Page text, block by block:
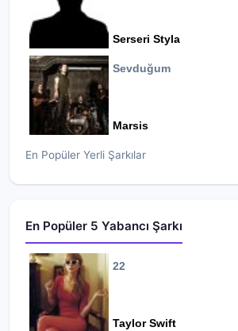
Serseri Styla
Sevduğum
Marsis
En Popüler Yerli Şarkılar
En Popüler 5 Yabancı Şarkı
22
Taylor Swift